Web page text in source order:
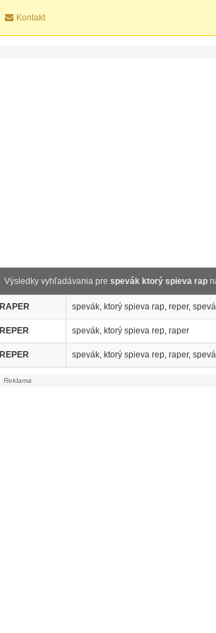
Kontakt
Výsledky vyhľadávania pre spevák ktorý spieva rap
RAPER spevák, ktorý spieva rap, reper,
REPER spevák, ktorý spieva rep, raper
REPER spevák, ktorý spieva rep, raper,